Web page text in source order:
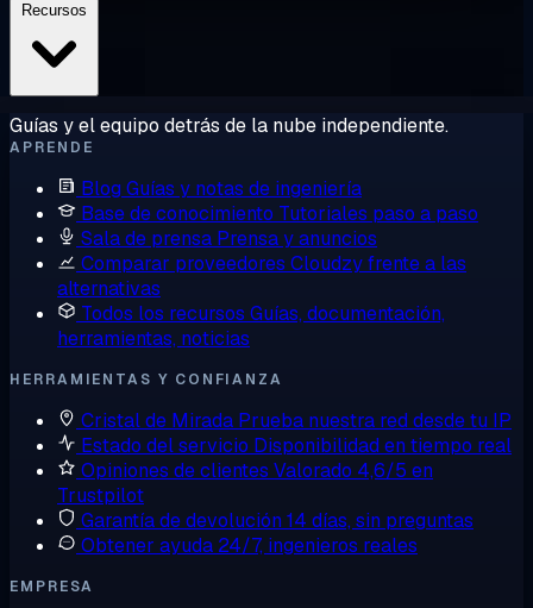
Guías y el equipo detrás de la nube independiente.
APRENDE
Blog Guías y notas de ingeniería
Base de conocimiento Tutoriales paso a paso
Sala de prensa Prensa y anuncios
Comparar proveedores Cloudzy frente a las
alternativas
Todos los recursos Guías, documentación,
herramientas, noticias
HERRAMIENTAS Y CONFIANZA
Cristal de Mirada Prueba nuestra red desde tu IP
Estado del servicio Disponibilidad en tiempo real
Opiniones de clientes Valorado 4,6/5 en
Trustpilot
Garantía de devolución 14 días, sin preguntas
Obtener ayuda 24/7, ingenieros reales
EMPRESA